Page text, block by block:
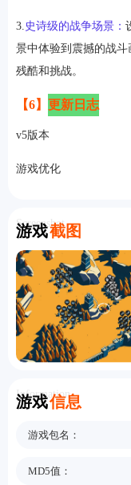
3. 史诗级的战争场景：
景中体验到震撼的战
残酷和挑战。
【6】 更新日志
v5版本
游戏优化
游戏截图
Screenshot
游戏信息
Information
游戏包名：
MD5值：